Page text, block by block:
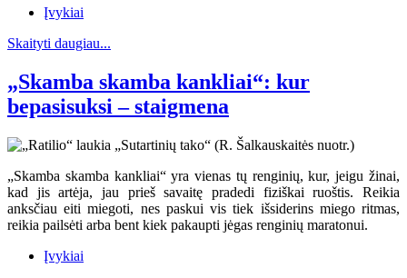
Įvykiai
Skaityti daugiau...
„Skamba skamba kankliai“: kur
bepasisuksi – staigmena
„Skamba skamba kankliai“ yra vienas tų renginių, kur, jeigu žinai,
kad jis artėja, jau prieš savaitę pradedi fiziškai ruoštis. Reikia
anksčiau eiti miegoti, nes paskui vis tiek išsiderins miego ritmas,
reikia pailsėti arba bent kiek pakaupti jėgas renginių maratonui.
Įvykiai